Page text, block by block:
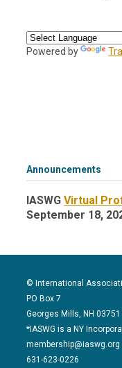
Powered by
Announcements
IASWGVirtual
September 18,
© International
PO Box 7
Georges Mills, NH 03751
*IASWG is a NY
membership@iaswg.org
631-623-0226